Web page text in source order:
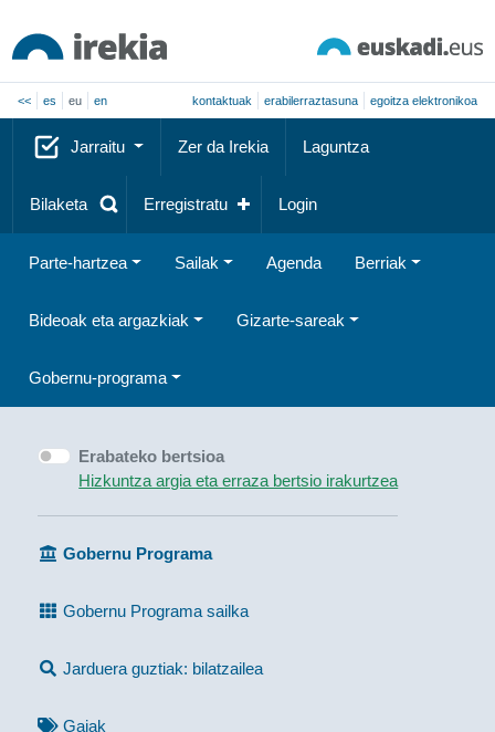
<< es eu en kontaktuak erabilerraztasuna egoitza elektronikoa
Jarraitu Zer da Irekia Laguntza
Bilaketa Erregistratu Login
Parte-hartzea Sailak Agenda Berriak
Bideoak eta argazkiak Gizarte-sareak
Gobernu-programa
Erabateko bertsioa
Hizkuntza argia eta erraza bertsio irakurtzea
Gobernu Programa
Gobernu Programa sailka
Jarduera guztiak: bilatzailea
Gaiak